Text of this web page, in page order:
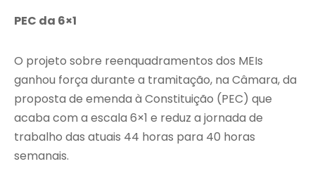
PEC da 6×1
O projeto sobre reenquadramentos dos MEIs
ganhou força durante a tramitação, na Câmara, da
proposta de emenda à Constituição (PEC) que
acaba com a escala 6×1 e reduz a jornada de
trabalho das atuais 44 horas para 40 horas
semanais.